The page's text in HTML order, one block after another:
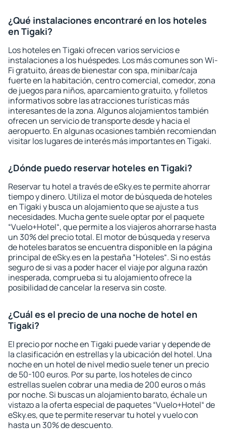
¿Qué instalaciones encontraré en los hoteles
en Tigaki?
Los hoteles en Tigaki ofrecen varios servicios e
instalaciones a los huéspedes. Los más comunes son Wi-
Fi gratuito, áreas de bienestar con spa, minibar/caja
fuerte en la habitación, centro comercial, comedor, zona
de juegos para niños, aparcamiento gratuito, y folletos
informativos sobre las atracciones turísticas más
interesantes de la zona. Algunos alojamientos también
ofrecen un servicio de transporte desde y hacia el
aeropuerto. En algunas ocasiones también recomiendan
visitar los lugares de interés más importantes en Tigaki.
¿Dónde puedo reservar hoteles en Tigaki?
Reservar tu hotel a través de eSky.es te permite ahorrar
tiempo y dinero. Utiliza el motor de búsqueda de hoteles
en Tigaki y busca un alojamiento que se ajuste a tus
necesidades. Mucha gente suele optar por el paquete
“Vuelo+Hotel“, que permite a los viajeros ahorrarse hasta
un 30% del precio total. El motor de búsqueda y reserva
de hoteles baratos se encuentra disponible en la página
principal de eSky.es en la pestaña “Hoteles“. Si no estás
seguro de si vas a poder hacer el viaje por alguna razón
inesperada, comprueba si tu alojamiento ofrece la
posibilidad de cancelar la reserva sin coste.
¿Cuál es el precio de una noche de hotel en
Tigaki?
El precio por noche en Tigaki puede variar y depende de
la clasificación en estrellas y la ubicación del hotel. Una
noche en un hotel de nivel medio suele tener un precio
de 50-100 euros. Por su parte, los hoteles de cinco
estrellas suelen cobrar una media de 200 euros o más
por noche. Si buscas un alojamiento barato, échale un
vistazo a la oferta especial de paquetes “Vuelo+Hotel“ de
eSky.es, que te permite reservar tu hotel y vuelo con
hasta un 30% de descuento.